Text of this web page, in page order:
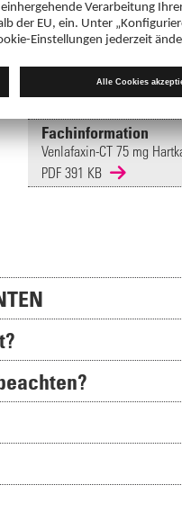
Venlafaxin-CT 75 mg
Fachinformation
Venlafaxin-CT 75 mg
PDF 391 KB